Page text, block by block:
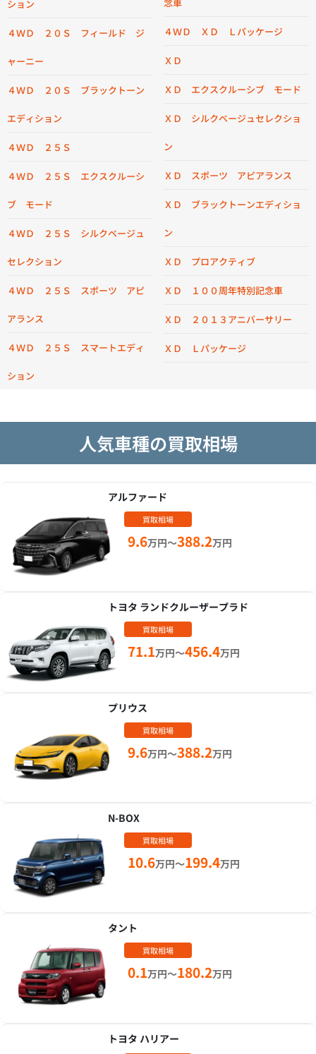
ション
４ＷＤ ２０Ｓ フィールド ジ
ャーニー
４ＷＤ ２０Ｓ ブラックトーン
エディション
４ＷＤ ２５Ｓ
４ＷＤ ２５Ｓ エクスクルーシ
ブ モード
４ＷＤ ２５Ｓ シルクベージュ
セレクション
４ＷＤ ２５Ｓ スポーツ アピ
アランス
４ＷＤ ２５Ｓ スマートエディ
ション
４ＷＤ ＸＤ Ｌパッケージ
ＸＤ
ＸＤ エクスクルーシブ モード
ＸＤ シルクベージュセレクショ
ン
ＸＤ スポーツ アピアランス
ＸＤ ブラックトーンエディショ
ン
ＸＤ プロアクティブ
ＸＤ １００周年特別記念車
ＸＤ ２０１３アニバーサリー
ＸＤ Ｌパッケージ
人気車種の買取相場
アルファード
買取相場
9.6万円～388.2万円
トヨタ ランドクルーザープラド
買取相場
71.1万円～456.4万円
プリウス
買取相場
9.6万円～388.2万円
N-BOX
買取相場
10.6万円～199.4万円
タント
買取相場
0.1万円～180.2万円
トヨタ ハリアー